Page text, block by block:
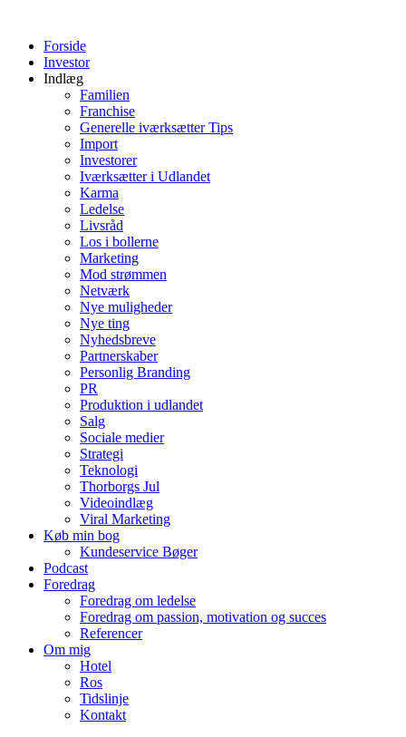
indholdForside
Investor
Indlæg
Familien
Franchise
Generelle iværksætter Tips
Import
Investorer
Iværksætter i Udlandet
Karma
Ledelse
Livsråd
Los i bollerne
Marketing
Mod strømmen
Netværk
Nye muligheder
Nye ting
Nyhedsbreve
Partnerskaber
Personlig Branding
PR
Produktion i udlandet
Salg
Sociale medier
Strategi
Teknologi
Thorborgs Jul
Videoindlæg
Viral Marketing
Køb min bog
Kundeservice Bøger
Podcast
Foredrag
Foredrag om ledelse
Foredrag om passion, motivation og succes
Referencer
Om mig
Hotel
Ros
Tidslinje
Kontakt